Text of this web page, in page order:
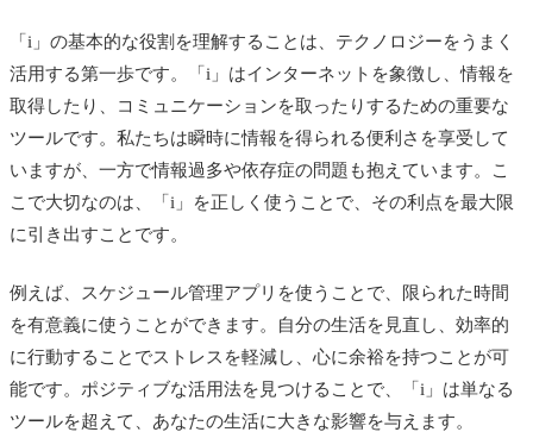
「i」の基本的な役割を理解することは、テクノロジーをうまく
活用する第一歩です。「i」はインターネットを象徴し、情報を
取得したり、コミュニケーションを取ったりするための重要な
ツールです。私たちは瞬時に情報を得られる便利さを享受して
いますが、一方で情報過多や依存症の問題も抱えています。こ
こで大切なのは、「i」を正しく使うことで、その利点を最大限
に引き出すことです。
例えば、スケジュール管理アプリを使うことで、限られた時間
を有意義に使うことができます。自分の生活を見直し、効率的
に行動することでストレスを軽減し、心に余裕を持つことが可
能です。ポジティブな活用法を見つけることで、「i」は単なる
ツールを超えて、あなたの生活に大きな影響を与えます。